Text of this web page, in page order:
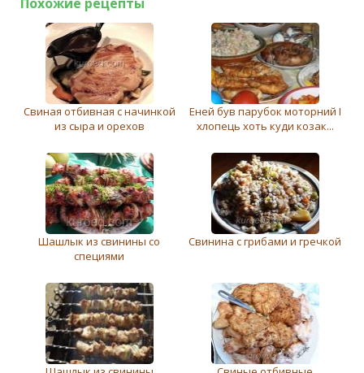
Свиная отбивная с начинкой
из сыра и орехов
Еней був парубок моторний І
хлопець хоть куди козак...
Шашлык из свинины со
специями
Свинина с грибами и гречкой